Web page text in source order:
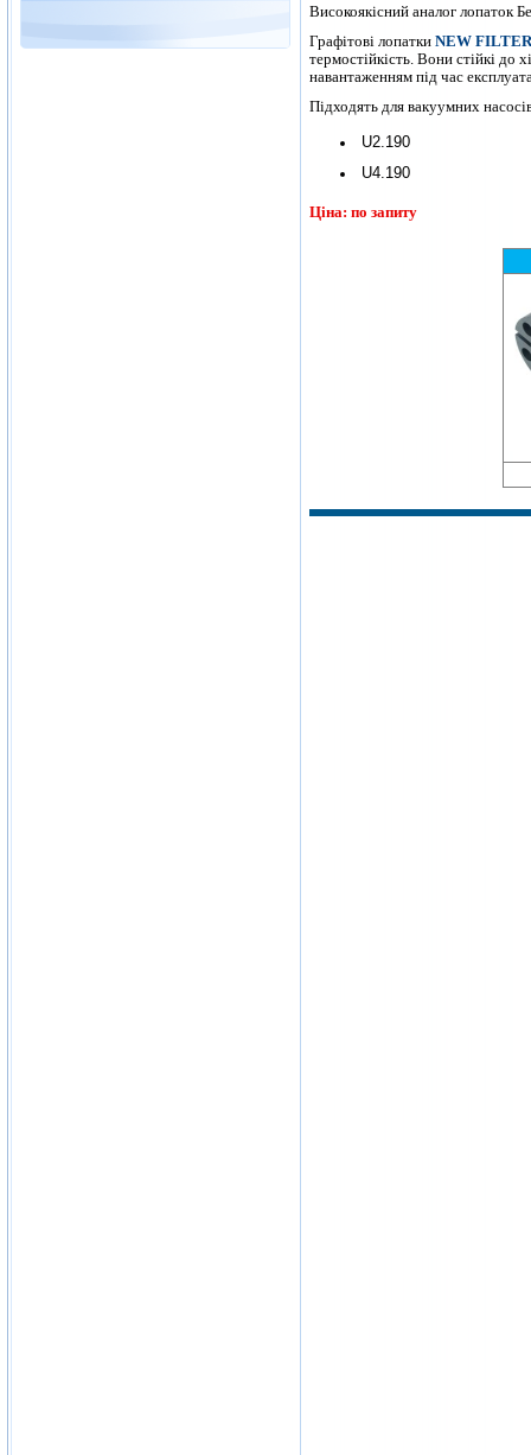
Високоякісний аналог лопаток
Графітові лопатки NEW FILTER
термостійкість. Вони стійкі до
навантаженням під час
Підходять для вакуумних
U2.190
U4.190
Ціна: по запиту